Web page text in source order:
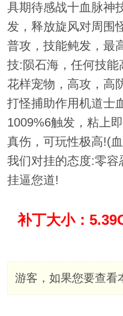
具期待感战十血脉神
发，释放旋风对周围
普攻，技能鲀发，最
技:陨石海，任何技能
花样宠物，高攻，高
打怪捕助作用机道士
1009%6触发，粘上
真伤，可玩性极高!(
我们对挂的态度:零容
挂逼您道!
补丁大小：
游客，如果您要查看